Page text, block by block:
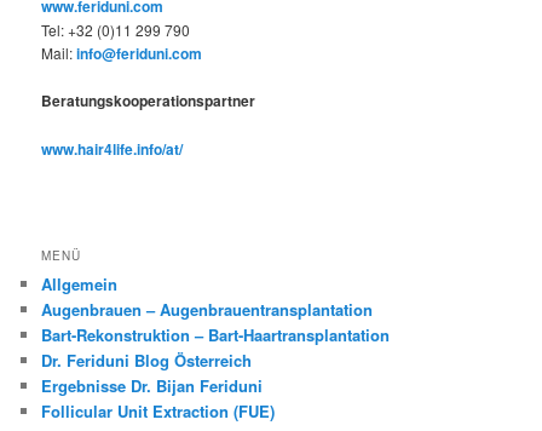
www.feriduni.com
Tel: +32 (0)11 299 790
Mail:info@feriduni.com
Beratungskooperationspartner
www.hair4life.info/at/
MENÜ
Allgemein
Augenbrauen – Augenbrauentransplantation
Bart-Rekonstruktion – Bart-Haartransplantation
Dr. Feriduni Blog Österreich
Ergebnisse Dr. Bijan Feriduni
Follicular Unit Extraction (FUE)